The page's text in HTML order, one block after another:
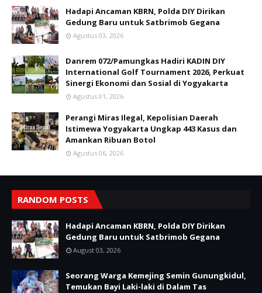
Hadapi Ancaman KBRN, Polda DIY Dirikan
Gedung Baru untuk Satbrimob Gegana
Agustus 03, 2026
Danrem 072/Pamungkas Hadiri KADIN DIY
International Golf Tournament 2026, Perkuat
Sinergi Ekonomi dan Sosial di Yogyakarta
Agustus 01, 2026
Perangi Miras Ilegal, Kepolisian Daerah
Istimewa Yogyakarta Ungkap 443 Kasus dan
Amankan Ribuan Botol
Agustus 06, 2026
RANDOM POSTS
Hadapi Ancaman KBRN, Polda DIY Dirikan
Gedung Baru untuk Satbrimob Gegana
August 03, 2026
Seorang Warga Kemejing Semin Gunungkidul,
Temukan Bayi Laki-laki di Dalam Tas